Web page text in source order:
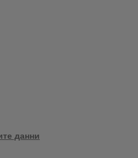
данни